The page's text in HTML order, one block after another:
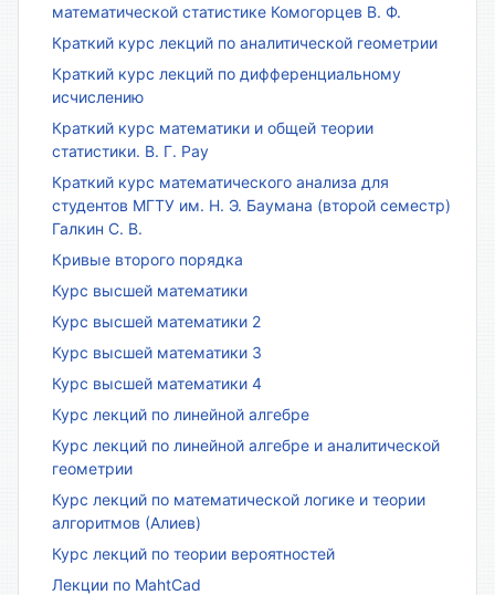
математической статистике Комогорцев В. Ф.
Краткий курс лекций по аналитической геометрии
Краткий курс лекций по дифференциальному
исчислению
Краткий курс математики и общей теории
статистики. В. Г. Рау
Краткий курс математического анализа для
студентов МГТУ им. Н. Э. Баумана (второй семестр)
Галкин С. В.
Кривые второго порядка
Курс высшей математики
Курс высшей математики 2
Курс высшей математики 3
Курс высшей математики 4
Курс лекций по линейной алгебре
Курс лекций по линейной алгебре и аналитической
геометрии
Курс лекций по математической логике и теории
алгоритмов (Алиев)
Курс лекций по теории вероятностей
Лекции по MahtCad